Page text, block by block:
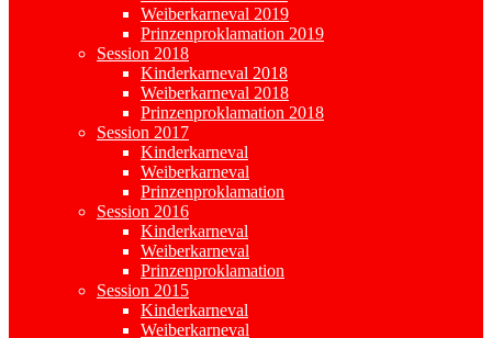
Weiberkarneval 2019
Prinzenproklamation 2019
Session 2018
Kinderkarneval 2018
Weiberkarneval 2018
Prinzenproklamation 2018
Session 2017
Kinderkarneval
Weiberkarneval
Prinzenproklamation
Session 2016
Kinderkarneval
Weiberkarneval
Prinzenproklamation
Session 2015
Kinderkarneval
Weiberkarneval